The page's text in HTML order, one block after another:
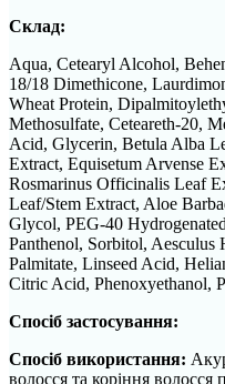
Склад:
Aqua, Cetearyl Alcohol,
18/18 Dimethicone,
Wheat Protein,
Methosulfate, Ceteareth-20,
Acid, Glycerin, Betula Alba
Extract, Equisetum Arvense
Rosmarinus Officinalis Leaf
Leaf/Stem Extract, Aloe
Glycol, PEG-40
Panthenol, Sorbitol, Aesculus
Palmitate, Linseed Acid,
Citric Acid, Phenoxyethanol,
Спосіб застосування:
Спосіб використання:
волосся та коріння волосся